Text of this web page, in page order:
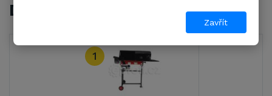
DALŠÍ ZBOŽÍ Z KATEGORIE
1
Zavřít